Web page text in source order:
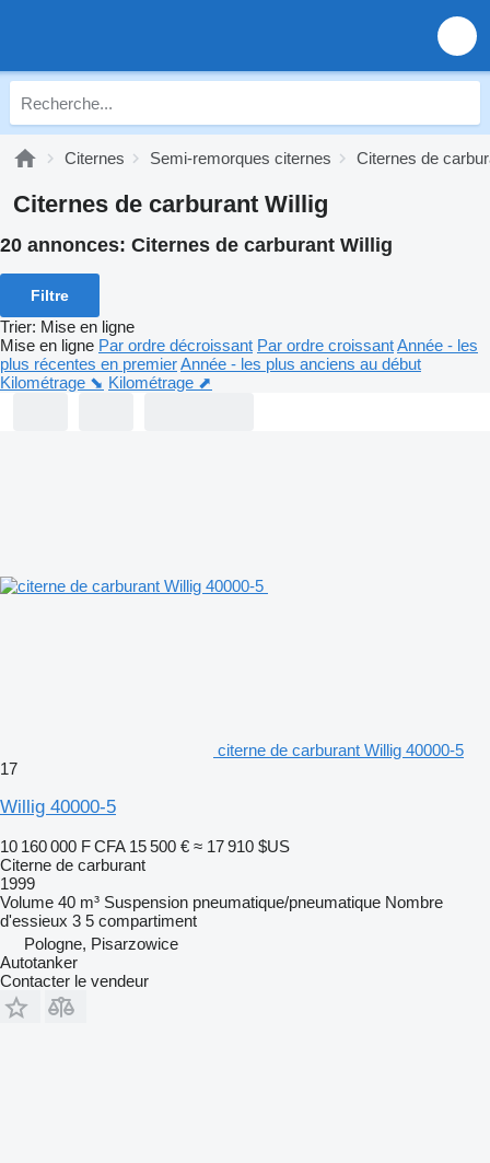
Citernes Semi-remorques citernes Citernes de
Citernes de carburant Willig
20 annonces: Citernes de carburant Willig
Filtre
Trier: Mise en ligne
Mise en ligne Par ordre décroissant Par ordre croissantAnnée - les
plus récentes en premierAnnée - les plus anciens au début
Kilométrage ⬊ Kilométrage ⬈
citerne de carburant Willig 40000-5
17
Willig 40000-5
10 160 000 F CFA 15 500 € ≈ 17 910 $US
Citerne de carburant
1999
Volume 40 m³ Suspension pneumatique/pneumatique Nombre
d'essieux 3 5 compartiment
Pologne, Pisarzowice
Autotanker
Contacter le vendeur